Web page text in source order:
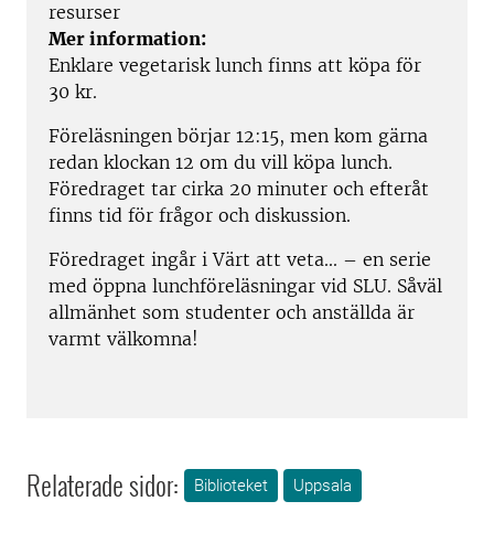
resurser
Mer information:
Enklare vegetarisk lunch finns att köpa för
30 kr.
Föreläsningen börjar 12:15, men kom gärna
redan klockan 12 om du vill köpa lunch.
Föredraget tar cirka 20 minuter och efteråt
finns tid för frågor och diskussion.
Föredraget ingår i Värt att veta... – en serie
med öppna lunchföreläsningar vid SLU. Såväl
allmänhet som studenter och anställda är
varmt välkomna!
Relaterade sidor: Biblioteket Uppsala